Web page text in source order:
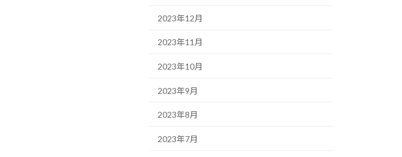
2023年12月
2023年11月
2023年10月
2023年9月
2023年8月
2023年7月